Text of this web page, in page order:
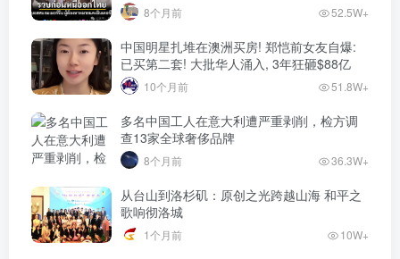
8个月前 52.5W+
中国明星扎堆在澳洲买房! 郑恺前女友自爆:
已买第二套! 大批华人涌入, 3年狂砸$88亿
10个月前 51.8W+
多名中国工人在意大利遭严重剥削，检方调
查13家全球奢侈品牌
8个月前 36.3W+
从台山到洛杉矶：原创之光跨越山海 和平之
歌响彻洛城
1个月前 10W+